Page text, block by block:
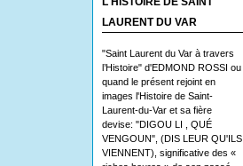
LAURENT DU VAR
"Saint Laurent du Var à travers
l’Histoire" d'EDMOND ROSSI ou
quand le présent rejoint en
images l'Histoire de Saint-
Laurent-du-Var et sa fière
devise: "DIGOU LI , QUÉ
VENGOUN", (DIS LEUR QU'ILS
VIENNENT), significative des «